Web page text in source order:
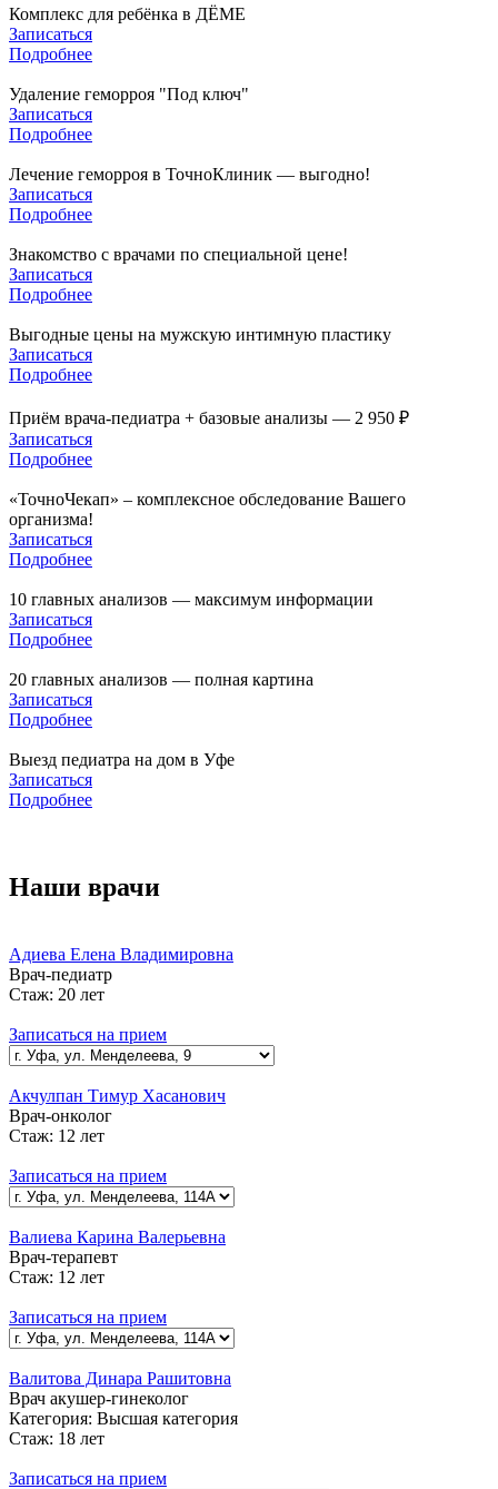
Комплекс для ребёнка в ДЁМЕ
Записаться
Подробнее
Удаление геморроя "Под ключ"
Записаться
Подробнее
Лечение геморроя в ТочноКлиник — выгодно!
Записаться
Подробнее
Знакомство с врачами по специальной цене!
Записаться
Подробнее
Выгодные цены на мужскую интимную пластику
Записаться
Подробнее
Приём врача-педиатра + базовые анализы — 2 950 ₽
Записаться
Подробнее
«ТочноЧекап» – комплексное обследование Вашего
организма!
Записаться
Подробнее
10 главных анализов — максимум информации
Записаться
Подробнее
20 главных анализов — полная картина
Записаться
Подробнее
Выезд педиатра на дом в Уфе
Записаться
Подробнее
Наши врачи
Адиева Елена Владимировна
Врач-педиатр
Стаж: 20 лет
Записаться на прием
Акчулпан Тимур Хасанович
Врач-онколог
Стаж: 12 лет
Записаться на прием
Валиева Карина Валерьевна
Врач-терапевт
Стаж: 12 лет
Записаться на прием
Валитова Динара Рашитовна
Врач акушер-гинеколог
Категория: Высшая категория
Стаж: 18 лет
Записаться на прием